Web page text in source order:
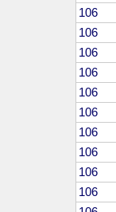
106
106
106
106
106
106
106
106
106
106